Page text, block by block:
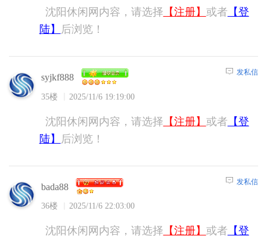
沈阳休闲网内容，请选择 【注册】 或者 【登
陆】
后浏览！
syjkf888
35楼 2025/11/6 19:19:00
发私信
沈阳休闲网内容，请选择 【注册】 或者 【登
陆】
后浏览！
bada88
36楼 2025/11/6 22:03:00
发私信
沈阳休闲网内容，请选择 【注册】 或者 【登